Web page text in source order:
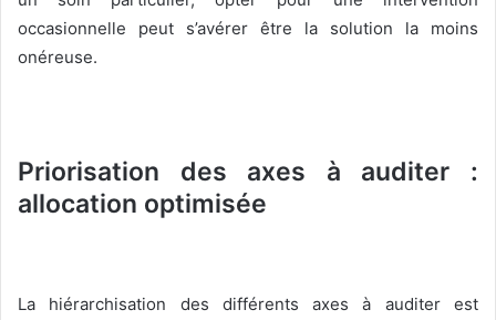
occasionnelle peut s’avérer être la solution la moins
onéreuse.
Priorisation des axes à auditer :
allocation optimisée
La hiérarchisation des différents axes à auditer est